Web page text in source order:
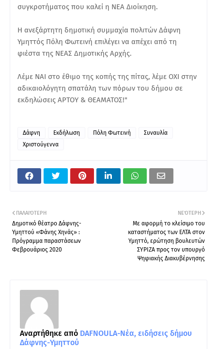
συγκροτήματος που καλεί η ΝΕΑ Διοίκηση.
Η ανεξάρτητη δημοτική συμμαχία πολιτών Δάφνη
Υμηττός Πόλη Φωτεινή επιλέγει να απέχει από τη
φιέστα της ΝΕΑΣ Δημοτικής Αρχής.
Λέμε ΝΑΙ στο έθιμο της κοπής της πίτας, λέμε ΟΧΙ στην
αδικαιολόγητη σπατάλη των πόρων του δήμου σε
εκδηλώσεις ΑΡΤΟΥ & ΘΕΑΜΑΤΟΣ!"
Δάφνη Εκδήλωση Πόλη Φωτεινή
Συναυλία
Χριστούγεννα
ΝΕΌΤΕΡΗ
Mε αφορμή το κλείσιμο του
καταστήματος των ΕΛΤΑ στον
Υμηττό, ερώτηση βουλευτών
ΣΥΡΙΖΑ προς τον υπουργό
Ψηφιακής Διακυβέρνησης
ΠΑΛΑΙΌΤΕΡΗ
Δημοτικό θέατρο Δάφνης-
Υμηττού «Φάνης Χηνάς» :
Πρόγραμμα παραστάσεων
Φεβρουάριος 2020
Αναρτήθηκε από DAFNOULA-Νέα, ειδήσεις δήμου
Δάφνης-Υμηττού